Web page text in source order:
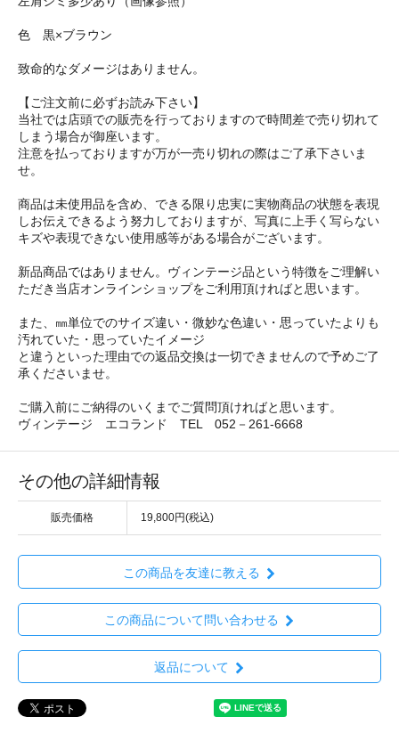
色 黒×ブラウン
致命的なダメージはありません。
【ご注文前に必ずお読み下さい】
当社では店頭での販売を行っておりますので時間差で売り切れて
しまう場合が御座います。
注意を払っておりますが万が一売り切れの際はご了承下さいま
せ。
商品は未使用品を含め、できる限り忠実に実物商品の状態を表現
しお伝えできるよう努力しておりますが、写真に上手く写らない
キズや表現できない使用感等がある場合がございます。
新品商品ではありません。ヴィンテージ品という特徴をご理解い
ただき当店オンラインショップをご利用頂ければと思います。
また、㎜単位でのサイズ違い・微妙な色違い・思っていたよりも
汚れていた・思っていたイメージ
と違うといった理由での返品交換は一切できませんので予めご了
承くださいませ。
ご購入前にご納得のいくまでご質問頂ければと思います。
ヴィンテージ エコランド TEL 052－261-6668
その他の詳細情報
販売価格 19,800円(税込)
この商品を友達に教える
この商品について問い合わせる
返品について